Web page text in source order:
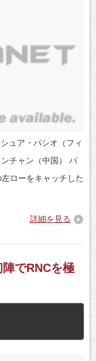
ュア・パシオ（フィ
チャン（中国） パ
ローをキャッチした
詳細を見る
陣でRNCを極